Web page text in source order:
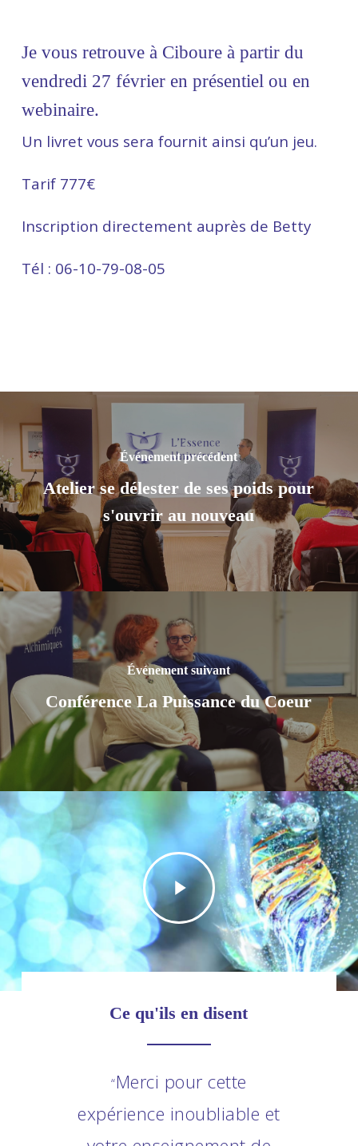
Je vous retrouve à Ciboure à partir du
vendredi 27 février en présentiel ou en
webinaire.
Un livret vous sera fournit ainsi qu’un jeu.
Tarif 777€
Inscription directement auprès de Betty
Tél : 06-10-79-08-05
Événement précédent
Atelier se délester de ses poids pour
s'ouvrir au nouveau
Événement suivant
Conférence La Puissance du Coeur
Play
Video
Ce qu'ils en disent
“Merci pour cette
expérience inoubliable et